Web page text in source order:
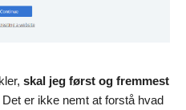
skal jeg først og fremmest
Det er ikke nemt at forstå hvad